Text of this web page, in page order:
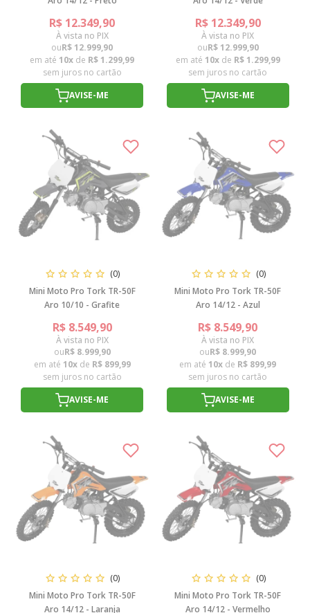
R$ 12.349,90
À vista no PIX
ouR$ 12.999,90
em até 10x de R$ 1.299,99
sem juros no cartão
AVISE-ME
R$ 12.349,90
À vista no PIX
ouR$ 12.999,90
em até 10xde R$ 1.299,99
sem juros no cartão
AVISE-ME
(0)
Mini Moto Pro Tork TR-50F
Aro 10/10 - Grafite
R$ 8.549,90
À vista no PIX
ouR$ 8.999,90
em até 10xde R$ 899,99
sem juros no cartão
AVISE-ME
(0)
Mini Moto Pro Tork TR-50F
Aro 14/12 - Azul
R$ 8.549,90
À vista no PIX
ouR$ 8.999,90
em até 10x de R$ 899,99
sem juros no cartão
AVISE-ME
(0)
Mini Moto Pro Tork TR-50F
Aro 14/12 - Laranja
(0)
Mini Moto Pro Tork TR-50F
Aro 14/12 - Vermelho